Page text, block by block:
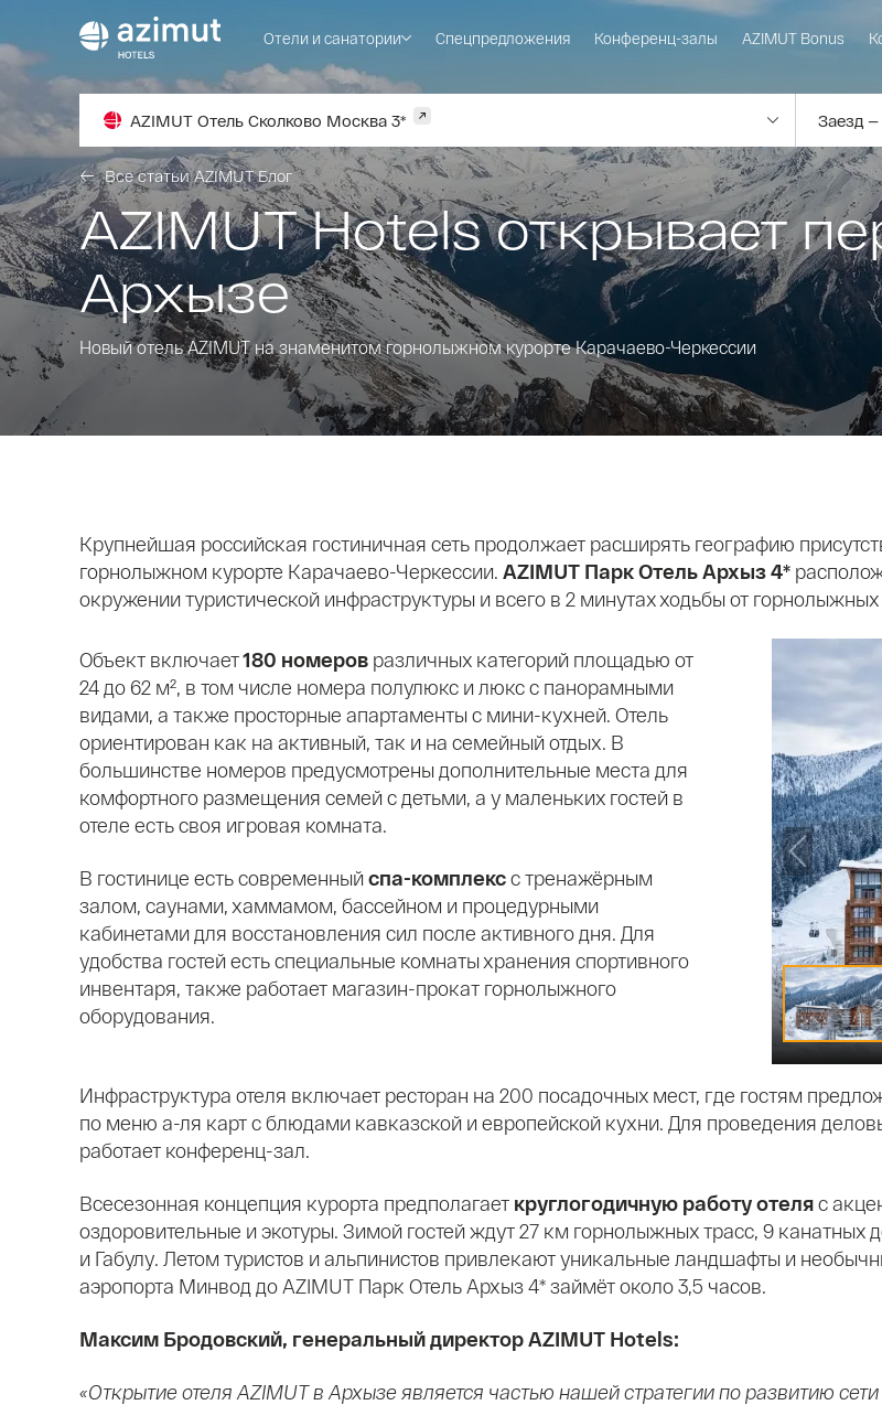
Отели и санатории Спецпредложения Конференц-залы AZIMUT Bonus
AZIMUT Отель Сколково Москва 3*
Все статьи AZIMUT Блог
AZIMUT Hotels открывает
Архызе
Новый отель AZIMUT на знаменитом горнолыжном курорте Карачаево-Черкессии
Крупнейшая российская гостиничная сеть продолжает расширять географию
горнолыжном курорте Карачаево-Черкессии. AZIMUT Парк Отель Архыз 4*
окружении туристической инфраструктуры и всего в 2 минутах ходьбы от
Объект включает180 номеров различных категорий площадью от
24 до 62 м², в том числе номера полулюкс и люкс с панорамными
видами, а также просторные апартаменты с мини-кухней. Отель
ориентирован как на активный, так и на семейный отдых. В
большинстве номеров предусмотрены дополнительные места для
комфортного размещения семей с детьми, а у маленьких гостей в
отеле есть своя игровая комната.
В гостинице есть современныйспа-комплексс тренажёрным
залом, саунами, хаммамом, бассейном и процедурными
кабинетами для восстановления сил после активного дня. Для
удобства гостей есть специальные комнаты хранения спортивного
инвентаря, также работает магазин-прокат горнолыжного
оборудования.
Инфраструктура отеля включает ресторан на 200 посадочных мест, где гостям
по меню а-ля карт с блюдами кавказской и европейской кухни. Для проведения
работает конференц-зал.
Всесезонная концепция курорта предполагает круглогодичную работу отеляс
оздоровительные и экотуры. Зимой гостей ждут 27 км горнолыжных трасс, 9
и Габулу. Летом туристов и альпинистов привлекают уникальные ландшафты и
аэропорта Минвод до AZIMUT Парк Отель Архыз 4* займёт около 3,5 часов.
Максим Бродовский, генеральный директор AZIMUT Hotels:
«Открытие отеля AZIMUT в Архызе является частью нашей стратегии по развитию